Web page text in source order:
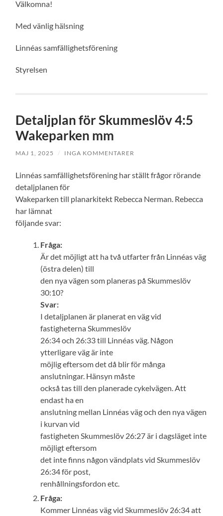
Välkomna!
Med vänlig hälsning
Linnéas samfällighetsförening
Styrelsen
Detaljplan för Skummeslöv 4:5
Wakeparken mm
MAJ 1, 2025 / INGA KOMMENTARER
Linnéas samfällighetsförening har ställt frågor rörande
detaljplanen för
Wakeparken till planarkitekt Rebecca Nerman. Rebecca
har lämnat
följande svar:
Fråga:
Är det möjligt att ha två utfarter från Linnéas väg
(östra delen) till
den nya vägen som planeras på Skummeslöv
30:10?
Svar:
I detaljplanen är planerat en väg vid
fastigheterna Skummeslöv
26:34 och 26:33 till Linnéas väg. Någon
ytterligare väg är inte
möjlig eftersom det då blir för många
anslutningar. Hänsyn måste
också tas till den planerade cykelvägen. Att
endast ha en
anslutning mellan Linnéas väg och den nya vägen
i kurvan vid
fastigheten Skummeslöv 26:27 är i dagsläget inte
möjligt eftersom
det inte finns någon vändplats vid Skummeslöv
26:34 för post,
renhållningsfordon etc.
Fråga:
Kommer Linnéas väg vid Skummeslöv 26:34 att